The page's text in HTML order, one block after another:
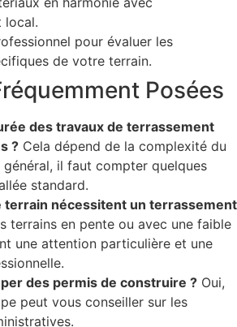
local.
pour évaluer les
de votre terrain.
Posées
des travaux de terrassement
? Cela dépend de la complexité du
général, il faut compter quelques
standard.
terrain nécessitent un terrassement
terrains en pente ou avec une faible
une attention particulière et une
des permis de construire ? Oui,
peut vous conseiller sur les